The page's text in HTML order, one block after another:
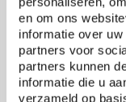
en om ons
informatie over
partners voor
partners kunnen
informatie die u
verzameld op
De #1 in dekzeilen
Onze